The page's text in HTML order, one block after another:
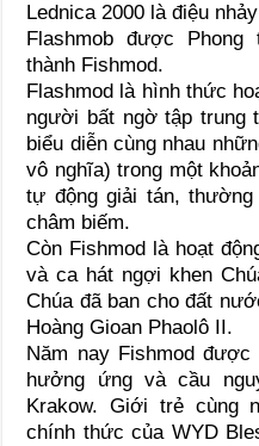
Lednica 2000 là điệu
Flashmob được
thành Fishmod.
Flashmod là hình thức
người bất ngờ tập trung
biểu diễn cùng nhau
vô nghĩa) trong một
tự động giải tán,
châm biếm.
Còn Fishmod là hoạt
và ca hát ngợi khen
Chúa đã ban cho đất
Hoàng Gioan Phaolô II.
Năm nay Fishmod
hưởng ứng và cầu
Krakow. Giới trẻ cùng
chính thức của WYD